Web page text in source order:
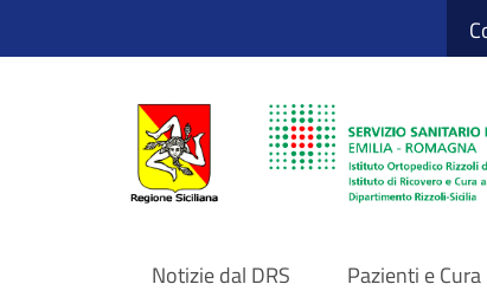
al
Sito Web
Notizie dal DRS Pazienti e Cura